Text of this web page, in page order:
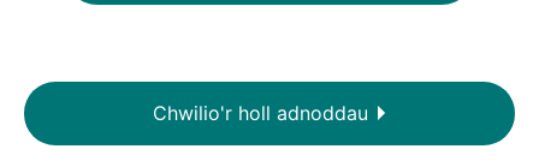
Chwilio'r holl adnoddau